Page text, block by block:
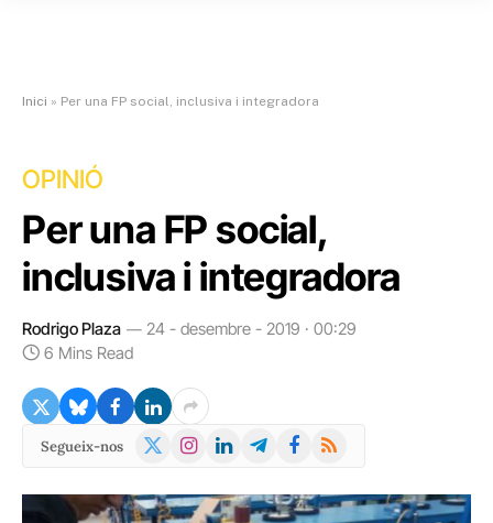
Inici » Per una FP social, inclusiva i integradora
OPINIÓ
Per una FP social,
inclusiva i integradora
Rodrigo Plaza
24 - desembre - 2019 · 00:29
6 Mins Read
Segueix-nos
X
Instagram
LinkedInTelegramFacebook
RSS